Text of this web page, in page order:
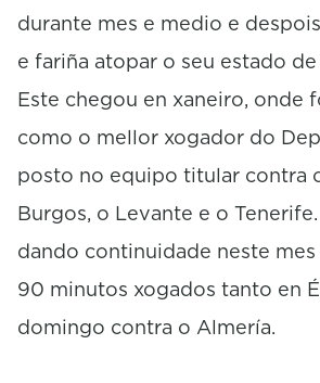
durante mes e medio e
e fariña atopar o seu estado
Este chegou en xaneiro, onde
como o mellor xogador do
posto no equipo titular contra
Burgos, o Levante e o
dando continuidade neste
90 minutos xogados tanto en
domingo contra o Almería.